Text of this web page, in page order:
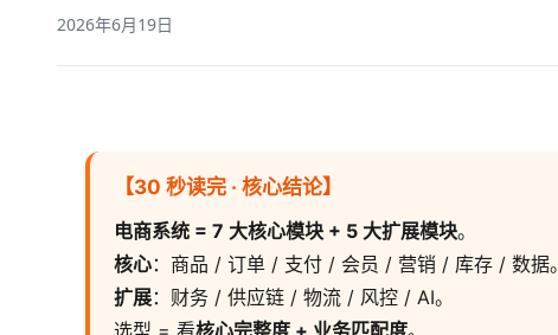
2026年6月19日
【30 秒读完 · 核心结论】
电商系统 = 7 大核心模块 + 5 大扩展模块。
核心：商品 / 订单 / 支付 / 会员 / 营销 / 库存 / 数据。
扩展：财务 / 供应链 / 物流 / 风控 / AI。
选型 = 看核心完整度 + 业务匹配度。